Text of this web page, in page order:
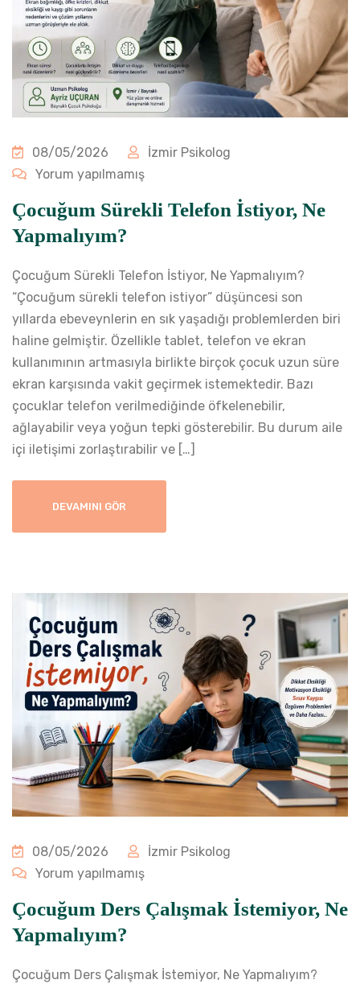
08/05/2026
İzmir Psikolog
Yorum yapılmamış
Çocuğum Sürekli Telefon İstiyor, Ne
Yapmalıyım?
Çocuğum Sürekli Telefon İstiyor, Ne Yapmalıyım?
“Çocuğum sürekli telefon istiyor” düşüncesi son
yıllarda ebeveynlerin en sık yaşadığı problemlerden biri
haline gelmiştir. Özellikle tablet, telefon ve ekran
kullanımının artmasıyla birlikte birçok çocuk uzun süre
ekran karşısında vakit geçirmek istemektedir. Bazı
çocuklar telefon verilmediğinde öfkelenebilir,
ağlayabilir veya yoğun tepki gösterebilir. Bu durum aile
içi iletişimi zorlaştırabilir ve […]
DEVAMINI GÖR
08/05/2026
İzmir Psikolog
Yorum yapılmamış
Çocuğum Ders Çalışmak İstemiyor, Ne
Yapmalıyım?
Çocuğum Ders Çalışmak İstemiyor, Ne Yapmalıyım?